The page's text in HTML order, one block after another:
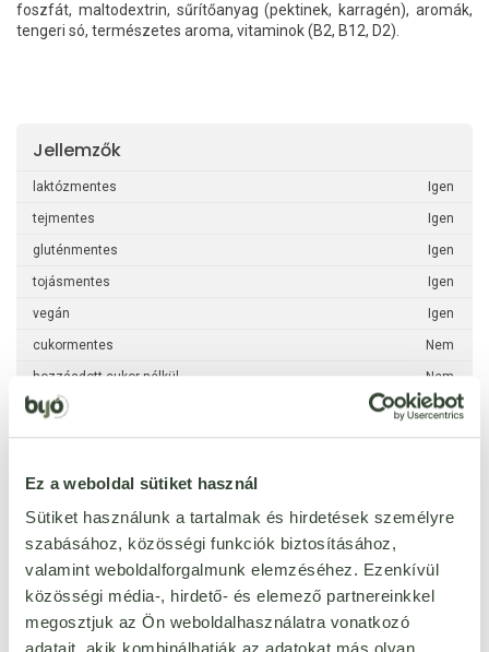
Ez a weboldal sütiket használ
Sütiket használunk a tartalmak és hirdetések személyre
szabásához, közösségi funkciók biztosításához,
valamint weboldalforgalmunk elemzéséhez. Ezenkívül
közösségi média-, hirdető- és elemező partnereinkkel
megosztjuk az Ön weboldalhasználatra vonatkozó
foszfát, maltodextrin, sűrítőanyag (pektinek, karragén), aromák,
tengeri só, természetes aroma, vitaminok (B2, B12, D2).
Jellemzők
laktózmentes Igen
tejmentes Igen
gluténmentes Igen
tojásmentes Igen
vegán Igen
cukormentes Nem
hozzáadott cukor nélkül Nem
csökkentett cukortartalmú Nem
alacsony cukortartalmú Nem
per 100 g
kj 365 kJ
kcal 86 kcal
zsír